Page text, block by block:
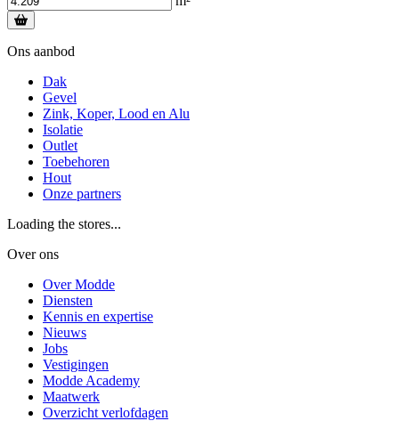
Ons aanbod
Dak
Gevel
Zink, Koper, Lood en Alu
Isolatie
Outlet
Toebehoren
Hout
Onze partners
Loading the stores...
Over ons
Over Modde
Diensten
Kennis en expertise
Nieuws
Jobs
Vestigingen
Modde Academy
Maatwerk
Overzicht verlofdagen